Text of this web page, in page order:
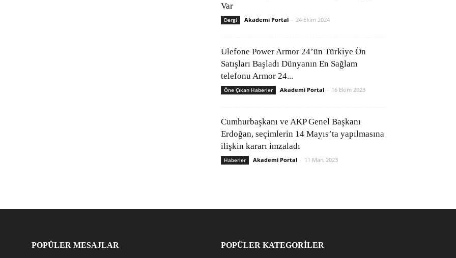
Var
Dergi Akademi Portal - 24 Ekim 2024
Ulefone Power Armor 24’ün Türkiye Ön
Satışları Başladı Dünyanın En Sağlam
telefonu Armor 24...
Öne Çıkan Haberler Akademi Portal - 16 Ekim 2023
Cumhurbaşkanı ve AKP Genel Başkanı
Erdoğan, seçimlerin 14 Mayıs’ta yapılmasına
ilişkin kararı imzaladı
Haberler Akademi Portal - 11 Mart 2023
POPÜLER MESAJLAR POPÜLER KATEGORİLER